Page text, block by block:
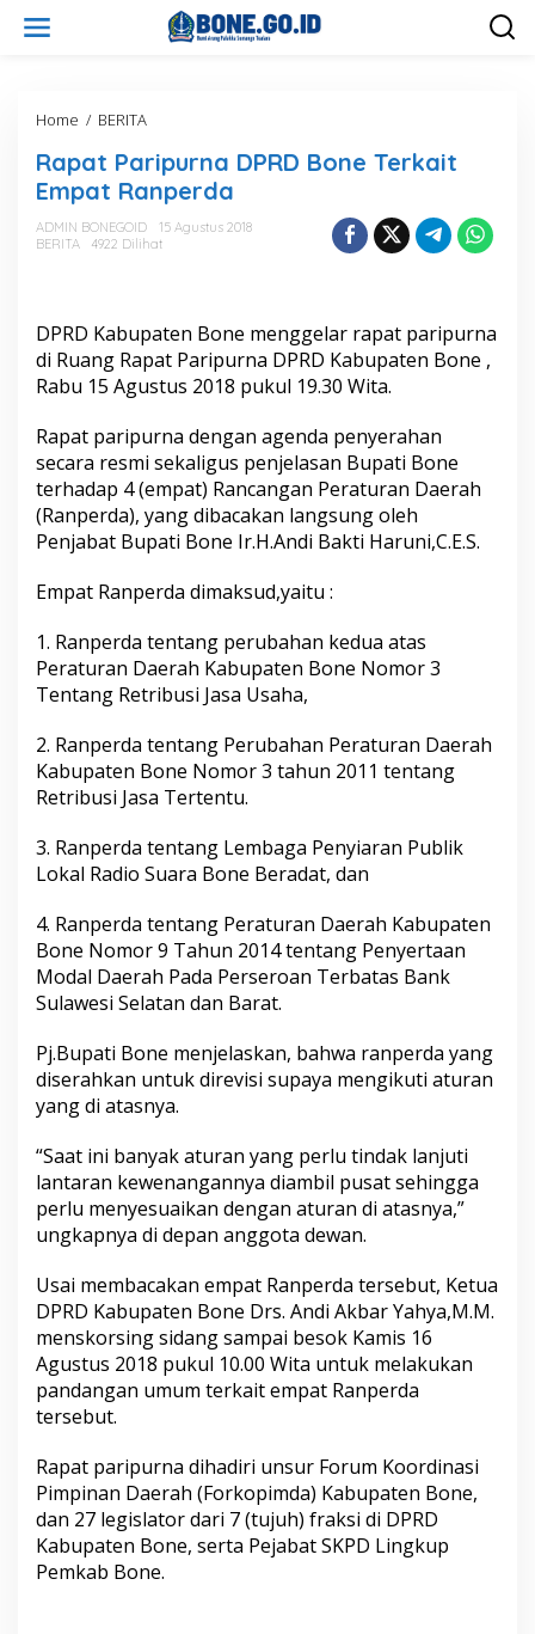
Home / BERITA
p
a
t
a
u
r
n
a
P
R
D
B
o
n
T
r
a
i
E
m
a
R
a
p
e
r
d
a
Rapat Paripurna DPRD Bone Terkait
Empat Ranperda
ADMIN BONEGOID
15 Agustus 2018
BERITA
4922 Dilihat
DPRD Kabupaten Bone menggelar rapat paripurna
di Ruang Rapat Paripurna DPRD Kabupaten Bone ,
Rabu 15 Agustus 2018 pukul 19.30 Wita.
Rapat paripurna dengan agenda penyerahan
secara resmi sekaligus penjelasan Bupati Bone
terhadap 4 (empat) Rancangan Peraturan Daerah
(Ranperda), yang dibacakan langsung oleh
Penjabat Bupati Bone Ir.H.Andi Bakti Haruni,C.E.S.
Empat Ranperda dimaksud,yaitu :
1. Ranperda tentang perubahan kedua atas
Peraturan Daerah Kabupaten Bone Nomor 3
Tentang Retribusi Jasa Usaha,
2. Ranperda tentang Perubahan Peraturan Daerah
Kabupaten Bone Nomor 3 tahun 2011 tentang
Retribusi Jasa Tertentu.
3. Ranperda tentang Lembaga Penyiaran Publik
Lokal Radio Suara Bone Beradat, dan
4. Ranperda tentang Peraturan Daerah Kabupaten
Bone Nomor 9 Tahun 2014 tentang Penyertaan
Modal Daerah Pada Perseroan Terbatas Bank
Sulawesi Selatan dan Barat.
Pj.Bupati Bone menjelaskan, bahwa ranperda yang
diserahkan untuk direvisi supaya mengikuti aturan
yang di atasnya.
“Saat ini banyak aturan yang perlu tindak lanjuti
lantaran kewenangannya diambil pusat sehingga
perlu menyesuaikan dengan aturan di atasnya,”
ungkapnya di depan anggota dewan.
Usai membacakan empat Ranperda tersebut, Ketua
DPRD Kabupaten Bone Drs. Andi Akbar Yahya,M.M.
menskorsing sidang sampai besok Kamis 16
Agustus 2018 pukul 10.00 Wita untuk melakukan
pandangan umum terkait empat Ranperda
tersebut.
Rapat paripurna dihadiri unsur Forum Koordinasi
Pimpinan Daerah (Forkopimda) Kabupaten Bone,
dan 27 legislator dari 7 (tujuh) fraksi di DPRD
Kabupaten Bone, serta Pejabat SKPD Lingkup
Pemkab Bone.